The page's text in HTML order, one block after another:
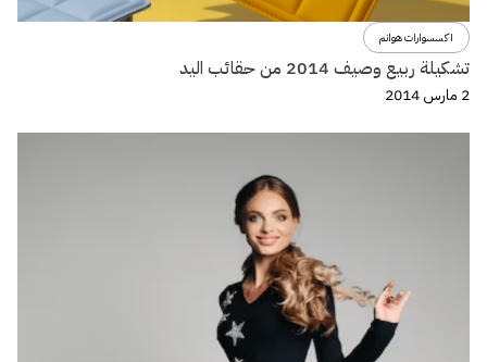
اكسسوارات هوانم
تشكيلة ربيع وصيف 2014 من حقائب اليد
2 مارس 2014